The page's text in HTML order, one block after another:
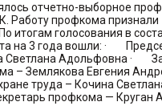
отчетно-выборное
Работу профкома признали
итогам голосования в
на 3 года вошли: ·
Светлана Адольфовна ·
– Землякова Евгения
труда – Кочина
профкома — Круган